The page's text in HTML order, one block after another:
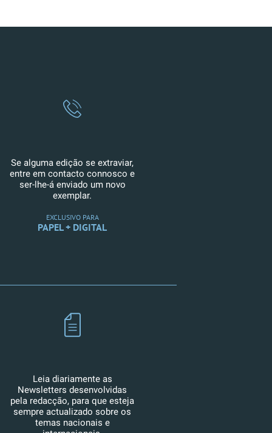
Se alguma edição se extraviar,
entre em contacto connosco e
ser-lhe-á enviado um novo
exemplar.
EXCLUSIVO PARA
PAPEL + DIGITAL
Leia diariamente as
Newsletters desenvolvidas
pela redacção, para que esteja
sempre actualizado sobre os
temas nacionais e